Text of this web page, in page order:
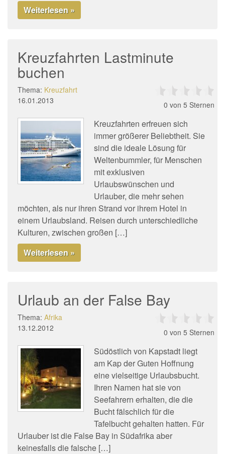
Weiterlesen »
Kreuzfahrten Lastminute
buchen
Thema: Kreuzfahrt
16.01.2013
0 von 5 Sternen
Kreuzfahrten erfreuen sich
immer größerer Beliebtheit. Sie
sind die ideale Lösung für
Weltenbummler, für Menschen
mit exklusiven
Urlaubswünschen und
Urlauber, die mehr sehen
möchten, als nur ihren Strand vor ihrem Hotel in
einem Urlaubsland. Reisen durch unterschiedliche
Kulturen, zwischen großen […]
Weiterlesen »
Urlaub an der False Bay
Thema: Afrika
13.12.2012
0 von 5 Sternen
Südöstlich von Kapstadt liegt
am Kap der Guten Hoffnung
eine vielseitige Urlaubsbucht.
Ihren Namen hat sie von
Seefahrern erhalten, die die
Bucht fälschlich für die
Tafelbucht gehalten hatten. Für
Urlauber ist die False Bay in Südafrika aber
keinesfalls die falsche […]